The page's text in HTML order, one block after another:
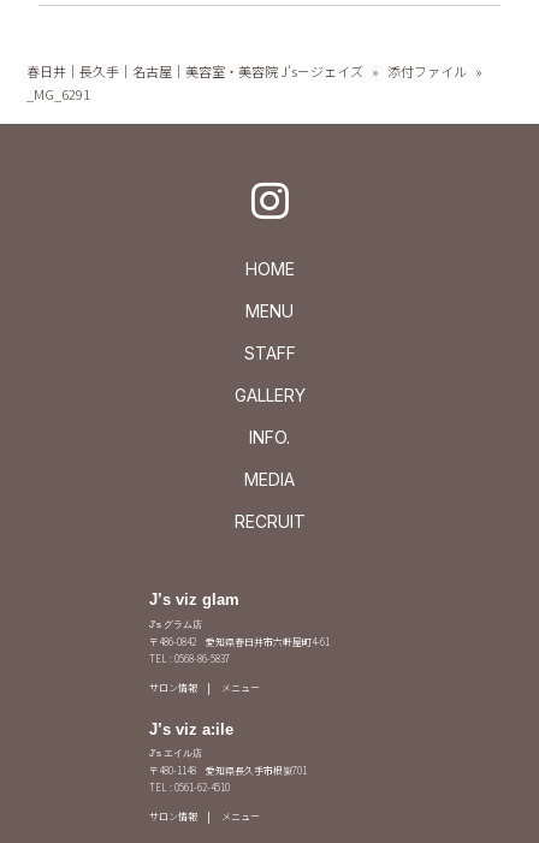
春日井｜長久手｜名古屋｜美容室・美容院 J's－ジェイズ » 添付ファイル »
_MG_6291
HOME
MENU
STAFF
GALLERY
INFO.
MEDIA
RECRUIT
J’s viz glam
J's グラム店
〒486-0842 愛知県春日井市六軒屋町4-61
TEL : 0568-86-5837
サロン情報 メニュー
J’s viz a:ile
J's エイル店
〒480-1148 愛知県長久手市根嶽701
TEL : 0561-62-4510
サロン情報 メニュー